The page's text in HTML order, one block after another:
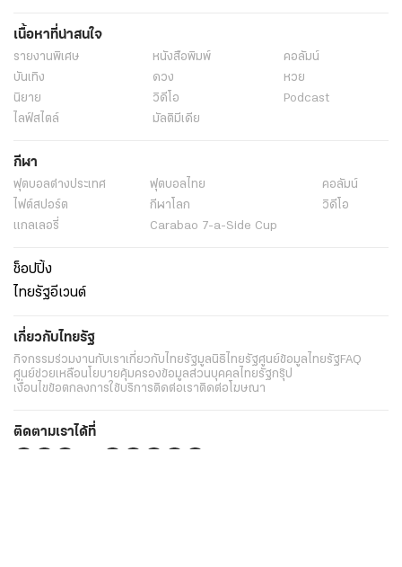
เนื้อหาที่น่าสนใจ
รายงานพิเศษ หนังสือพิมพ์
คอลัมน์
บันเทิง
ดวง
หวย
นิยาย
วิดีโอ
Podcast
ไลฟ์สไตล์
มัลติมีเดีย
กีฬา
ฟุตบอลต่่างประเทศ ฟุตบอลไทย
คอลัมน์
ไฟต์สปอร์ต
กีฬาโลก
วิดีโอ
แกลเลอรี่
Carabao 7-a-Side Cup
ช็อปปิ้ง
ไทยรัฐอีเวนต์
เกี่ยวกับไทยรัฐ
กิจกรรมร่วมงานกับเราเกี่ยวกับไทยรัฐมูลนิธิไทยรัฐศูนย์ข้อมูลไทยรัฐFAQ
ศูนย์ช่วยเหลือนโยบายคุ้มครองข้อมูลส่วนบุคคลไทยรัฐกรุ๊ป
เงื่อนไขข้อตกลงการใช้บริการติดต่อเราติดต่อโฆษณา
ติดตามเราได้ที่